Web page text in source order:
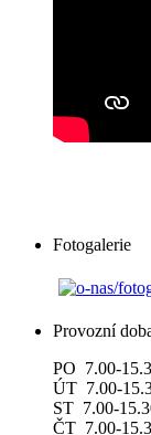
Fotogalerie
Provozní
PO 7.00-
ÚT 7.00-
ST 7.00-
ČT 7.00-